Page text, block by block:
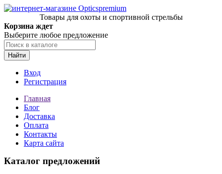
Товары для охоты и спортивной стрельбы
Корзина ждет
Выберите любое предложение
Найти
Вход
Регистрация
Главная
Блог
Доставка
Оплата
Контакты
Карта сайта
Каталог предложений